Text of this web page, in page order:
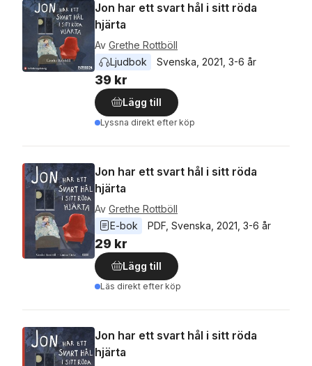
Jon har ett svart hål i sitt röda
hjärta
Av Grethe Rottböll
Ljudbok
Svenska 2021 3-6 år
39 kr
Lägg till
Lyssna direkt efter köp
Jon har ett svart hål i sitt röda
hjärta
Av Grethe Rottböll
E-bok
PDF Svenska 2021 3-6 år
29 kr
Lägg till
Läs direkt efter köp
Jon har ett svart hål i sitt röda
hjärta